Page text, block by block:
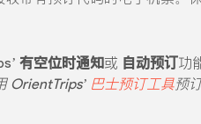
有空位时通知或 自动预订功
OrientTrips’ 巴士预订工具预